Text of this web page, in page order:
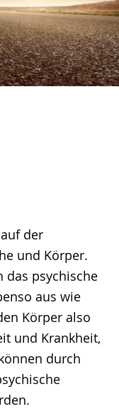
der
und Körper.
das psychische
aus wie
Körper also
und Krankheit,
durch